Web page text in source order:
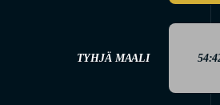
TYHJÄ MAALI